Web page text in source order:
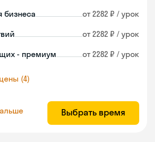
бизнеса от 2282 ₽ / урок
от 2282 ₽ / урок
- премиум от 2282 ₽ / урок
(4)
Выбрать время